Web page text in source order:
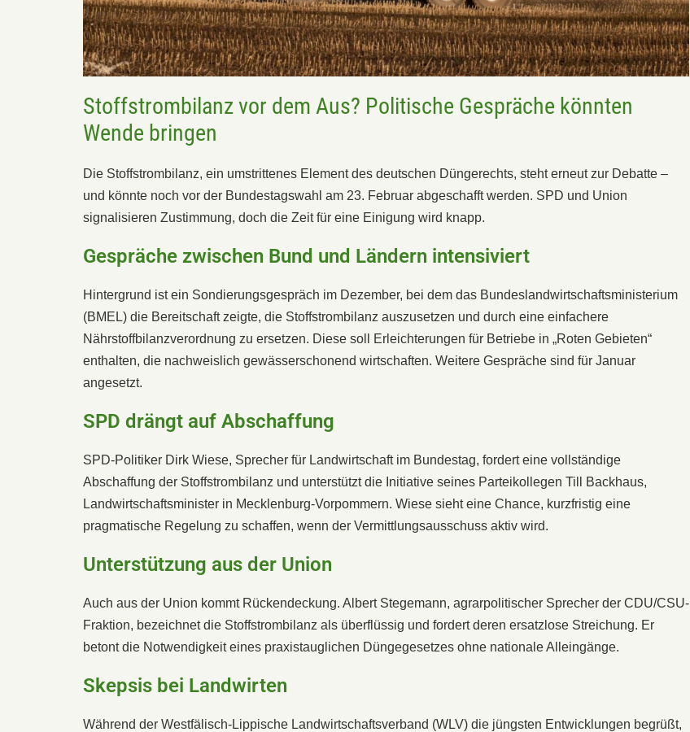
Stoffstrombilanz vor dem Aus? Politische Gespräche könnten
Wende bringen
Die Stoffstrombilanz, ein umstrittenes Element des deutschen Düngerechts, steht erneut zur Debatte –
und könnte noch vor der Bundestagswahl am 23. Februar abgeschafft werden. SPD und Union
signalisieren Zustimmung, doch die Zeit für eine Einigung wird knapp.
Gespräche zwischen Bund und Ländern intensiviert
Hintergrund ist ein Sondierungsgespräch im Dezember, bei dem das Bundeslandwirtschaftsministerium
(BMEL) die Bereitschaft zeigte, die Stoffstrombilanz auszusetzen und durch eine einfachere
Nährstoffbilanzverordnung zu ersetzen. Diese soll Erleichterungen für Betriebe in „Roten Gebieten“
enthalten, die nachweislich gewässerschonend wirtschaften. Weitere Gespräche sind für Januar
angesetzt.
SPD drängt auf Abschaffung
SPD-Politiker Dirk Wiese, Sprecher für Landwirtschaft im Bundestag, fordert eine vollständige
Abschaffung der Stoffstrombilanz und unterstützt die Initiative seines Parteikollegen Till Backhaus,
Landwirtschaftsminister in Mecklenburg-Vorpommern. Wiese sieht eine Chance, kurzfristig eine
pragmatische Regelung zu schaffen, wenn der Vermittlungsausschuss aktiv wird.
Unterstützung aus der Union
Auch aus der Union kommt Rückendeckung. Albert Stegemann, agrarpolitischer Sprecher der CDU/CSU-
Fraktion, bezeichnet die Stoffstrombilanz als überflüssig und fordert deren ersatzlose Streichung. Er
betont die Notwendigkeit eines praxistauglichen Düngegesetzes ohne nationale Alleingänge.
Skepsis bei Landwirten
Während der Westfälisch-Lippische Landwirtschaftsverband (WLV) die jüngsten Entwicklungen begrüßt,